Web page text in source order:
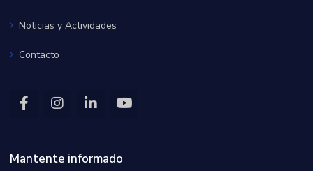
Noticias y Actividades
Contacto
Mantente informado